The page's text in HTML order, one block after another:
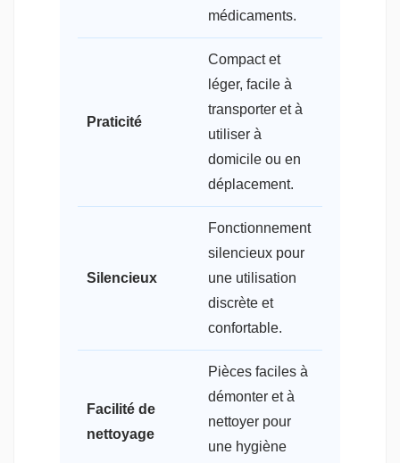
médicaments.
Praticité
Compact et
léger, facile à
transporter et à
utiliser à
domicile ou en
déplacement.
Silencieux
Fonctionnement
silencieux pour
une utilisation
discrète et
confortable.
Facilité de
nettoyage
Pièces faciles à
démonter et à
nettoyer pour
une hygiène